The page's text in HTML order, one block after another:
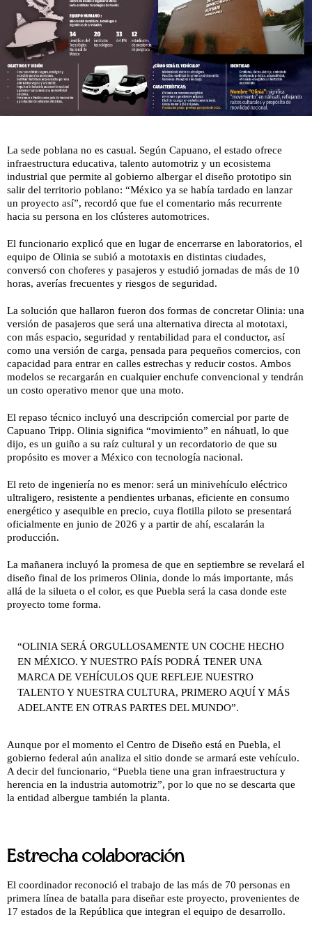
La sede poblana no es casual. Según Capuano, el estado ofrece
infraestructura educativa, talento automotriz y un ecosistema
industrial que permite al gobierno albergar el diseño prototipo sin
salir del territorio poblano: “México ya se había tardado en lanzar
un proyecto así”, recordó que fue el comentario más recurrente
hacia su persona en los clústeres automotrices.
El funcionario explicó que en lugar de encerrarse en laboratorios, el
equipo de Olinia se subió a mototaxis en distintas ciudades,
conversó con choferes y pasajeros y estudió jornadas de más de 10
horas, averías frecuentes y riesgos de seguridad.
La solución que hallaron fueron dos formas de concretar Olinia: una
versión de pasajeros que será una alternativa directa al mototaxi,
con más espacio, seguridad y rentabilidad para el conductor, así
como una versión de carga, pensada para pequeños comercios, con
capacidad para entrar en calles estrechas y reducir costos. Ambos
modelos se recargarán en cualquier enchufe convencional y tendrán
un costo operativo menor que una moto.
El repaso técnico incluyó una descripción comercial por parte de
Capuano Tripp. Olinia significa “movimiento” en náhuatl, lo que
dijo, es un guiño a su raíz cultural y un recordatorio de que su
propósito es mover a México con tecnología nacional.
El reto de ingeniería no es menor: será un minivehículo eléctrico
ultraligero, resistente a pendientes urbanas, eficiente en consumo
energético y asequible en precio, cuya flotilla piloto se presentará
oficialmente en junio de 2026 y a partir de ahí, escalarán la
producción.
La mañanera incluyó la promesa de que en septiembre se revelará el
diseño final de los primeros Olinia, donde lo más importante, más
allá de la silueta o el color, es que Puebla será la casa donde este
proyecto tome forma.
“OLINIA SERÁ ORGULLOSAMENTE UN COCHE HECHO
EN MÉXICO. Y NUESTRO PAÍS PODRÁ TENER UNA
MARCA DE VEHÍCULOS QUE REFLEJE NUESTRO
TALENTO Y NUESTRA CULTURA, PRIMERO AQUÍ Y MÁS
ADELANTE EN OTRAS PARTES DEL MUNDO”.
Aunque por el momento el Centro de Diseño está en Puebla, el
gobierno federal aún analiza el sitio donde se armará este vehículo.
A decir del funcionario, “Puebla tiene una gran infraestructura y
herencia en la industria automotriz”, por lo que no se descarta que
la entidad albergue también la planta.
Estrecha colaboración
El coordinador reconoció el trabajo de las más de 70 personas en
primera línea de batalla para diseñar este proyecto, provenientes de
17 estados de la República que integran el equipo de desarrollo.